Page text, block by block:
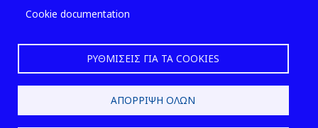
Cookie documentation
ΡΥΘΜΊΣΕΙΣ ΓΙΑ ΤΑ COOKIES
ΑΠΌΡΡΙΨΗ ΌΛΩΝ
2026 © ΕΛ.ΙΝ.Υ.Α.Ε.
Design & Development by